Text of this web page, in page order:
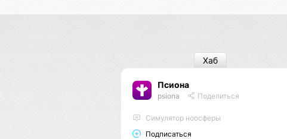
Псиона
psiona Поделиться
Cимулятор ноосферы
Подписаться
Хаб